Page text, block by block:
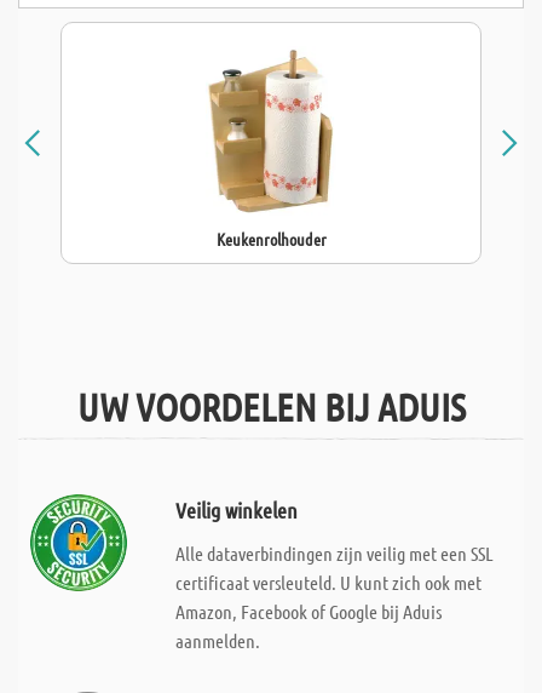
Keukenrolhouder
UW VOORDELEN BIJ ADUIS
Veilig winkelen
Alle dataverbindingen zijn veilig met een SSL
certificaat versleuteld. U kunt zich ook met
Amazon, Facebook of Google bij Aduis
aanmelden.